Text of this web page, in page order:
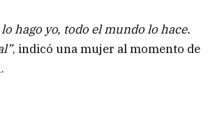
hago yo, todo el mundo lo hace.
, indicó una mujer al momento de